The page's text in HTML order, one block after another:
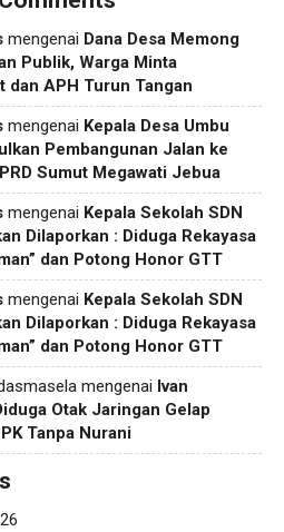
mengenai Dana Desa Memong
Publik, Warga Minta
dan APH Turun Tangan
mengenai Kepala Desa Umbu
Pembangunan Jalan ke
Sumut Megawati Jebua
mengenai Kepala Sekolah SDN
Dilaporkan : Diduga Rekayasa
dan Potong Honor GTT
mengenai Kepala Sekolah SDN
Dilaporkan : Diduga Rekayasa
dan Potong Honor GTT
mengenai Ivan
Otak Jaringan Gelap
Tanpa Nurani